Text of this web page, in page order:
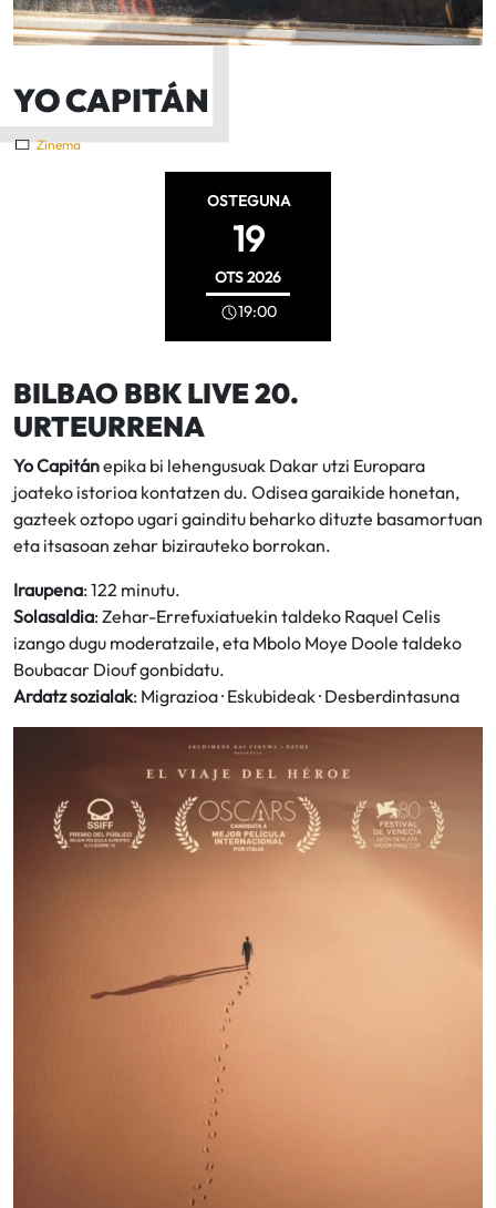
YO CAPITÁN
Zinema
OSTEGUNA
19
OTS2026
19:00
BILBAO BBK LIVE 20.
URTEURRENA
Yo Capitánepika bi lehengusuak Dakar utzi Europara
joateko istorioa kontatzen du. Odisea garaikide honetan,
gazteek oztopo ugari gainditu beharko dituzte basamortuan
eta itsasoan zehar bizirauteko borrokan.
Iraupena: 122 minutu.
Solasaldia: Zehar-Errefuxiatuekin taldeko Raquel Celis
izango dugu moderatzaile, eta Mbolo Moye Doole taldeko
Boubacar Diouf gonbidatu.
Ardatz sozialak: Migrazioa · Eskubideak · Desberdintasuna